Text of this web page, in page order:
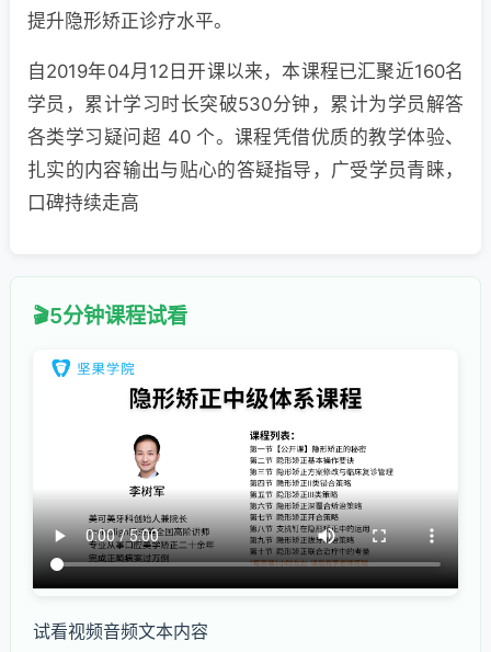
提升隐形矫正诊疗水平。
自2019年04月12日开课以来，本课程已汇聚近160名
学员，累计学习时长突破530分钟，累计为学员解答
各类学习疑问超 40 个。课程凭借优质的教学体验、
扎实的内容输出与贴心的答疑指导，广受学员青睐，
口碑持续走高
5分钟课程试看
试看视频音频文本内容